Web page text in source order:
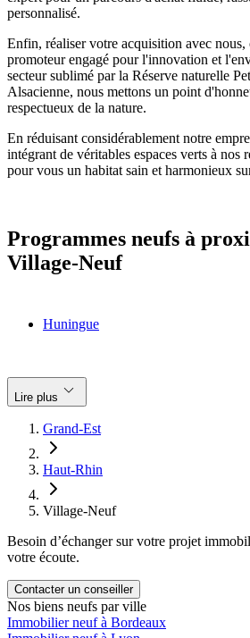
personnalisé.
Enfin, réaliser votre acquisition avec nous,
promoteur engagé pour l'innovation et
secteur sublimé par la Réserve naturelle
Alsacienne, nous mettons un point
respectueux de la nature.
En réduisant considérablement notre
intégrant de véritables espaces verts à nos
pour vous un habitat sain et harmonieux
Programmes neufs à
Village-Neuf
Huningue
Lire plus keyboard_arrow_down
Grand-Est
Haut-Rhin
Village-Neuf
Besoin d’échanger sur votre projet
votre écoute.
Contacter un conseiller
Nos biens neufs par ville
Immobilier neuf à Bordeaux